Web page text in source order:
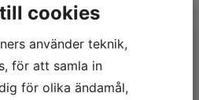
NF
– utan golv
cookies
använder teknik,
för att samla in
för olika ändamål,